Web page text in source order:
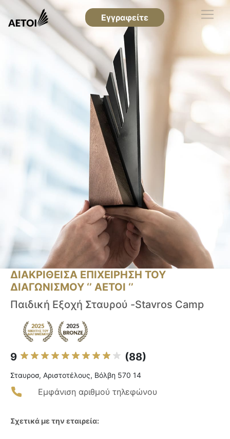
Εγγραφείτε
ΔΙΑΚΡΙΘΕΙΣΑ ΕΠΙΧΕΙΡΗΣΗ ΤΟΥ
ΔΙΑΓΩΝΙΣΜΟΥ ‘’ ΑΕΤΟΙ ‘’
Παιδική Εξοχή Σταυρού -Stavros Camp
9 (88)
Σταυροσ, Αριστοτέλους, Βόλβη 570 14
Εμφάνιση αριθμού τηλεφώνου
Σχετικά με την εταιρεία: